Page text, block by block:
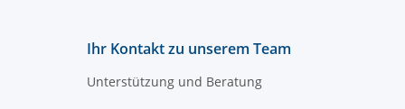
Ihr Kontakt zu unserem Team
Unterstützung und Beratung